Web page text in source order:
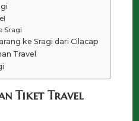
Sragi
ke Sragi dari Cilacap
Travel
Tiket Travel